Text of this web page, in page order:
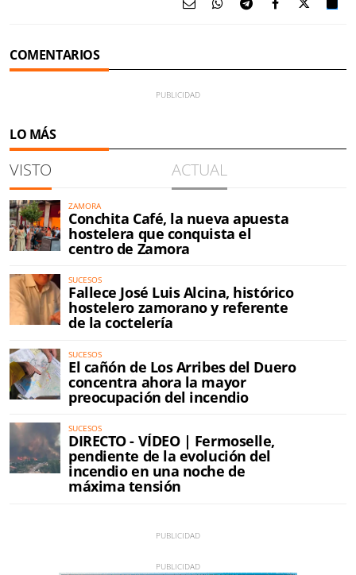
COMENTARIOS
LO MÁS
VISTO ACTUAL
ZAMORA
Conchita Café, la nueva apuesta
hostelera que conquista el
centro de Zamora
SUCESOS
Fallece José Luis Alcina, histórico
hostelero zamorano y referente
de la coctelería
SUCESOS
El cañón de Los Arribes del Duero
concentra ahora la mayor
preocupación del incendio
SUCESOS
DIRECTO - VÍDEO | Fermoselle,
pendiente de la evolución del
incendio en una noche de
máxima tensión